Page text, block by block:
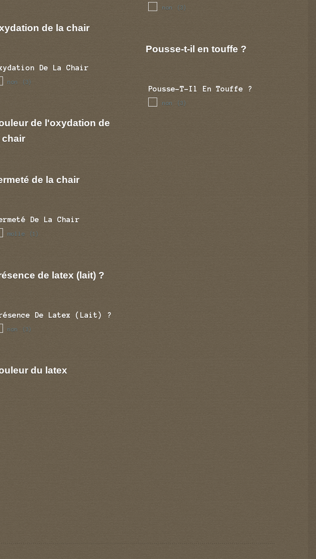
de la chair
De La Chair
non (3)
de l'oxydation de
chair
de la chair
De La Chair
molle (1)
de latex (lait) ?
De Latex (lait) ?
non (3)
du latex
non (3)
Pousse-t-il en touffe ?
Pousse-T-Il En Touffe ?
non (3)